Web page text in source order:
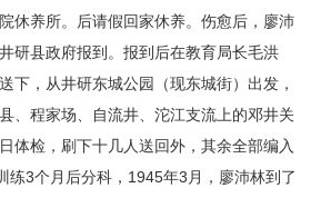
休养所。后请假回家休养。伤愈后，廖沛
研县政府报到。报到后在教育局长毛洪
下，从井研东城公园（现东城街）出发，
、程家场、自流井、沱江支流上的邓井关
体检，刷下十几人送回外，其余全部编入
练3个月后分科，1945年3月，廖沛林到了